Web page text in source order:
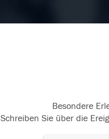
Besondere
Schreiben Sie über die